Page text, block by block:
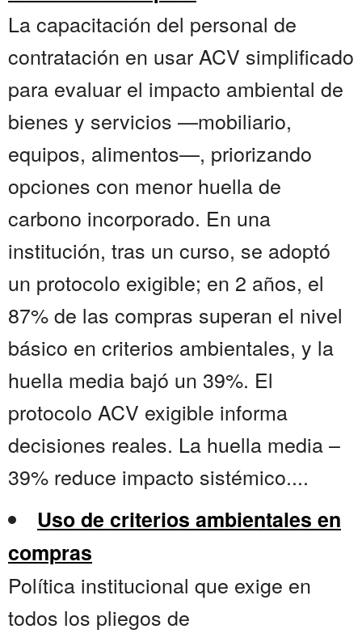
La capacitación del personal de
contratación en usar ACV simplificado
para evaluar el impacto ambiental de
bienes y servicios —mobiliario,
equipos, alimentos—, priorizando
opciones con menor huella de
carbono incorporado. En una
institución, tras un curso, se adoptó
un protocolo exigible; en 2 años, el
87% de las compras superan el nivel
básico en criterios ambientales, y la
huella media bajó un 39%. El
protocolo ACV exigible informa
decisiones reales. La huella media –
39% reduce impacto sistémico....
Uso de criterios ambientales en
compras
Política institucional que exige en
todos los pliegos de